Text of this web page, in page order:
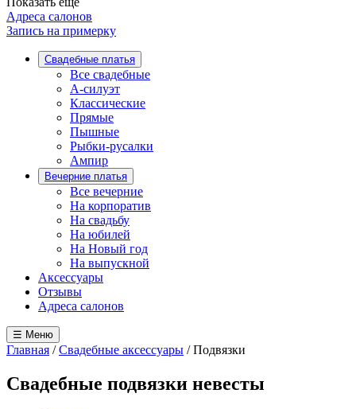
Адреса салонов
Запись на примерку
Свадебные платья
Все свадебные
А-силуэт
Классические
Прямые
Пышные
Рыбки-русалки
Ампир
Вечерние платья
Все вечерние
На корпоратив
На свадьбу
На юбилей
На Новый год
На выпускной
Аксессуары
Отзывы
Адреса салонов
☰ Меню
Главная /Cвадебные аксессуары /Подвязки
Свадебные подвязки невесты